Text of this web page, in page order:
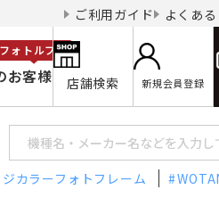
ご利用ガイド よくあ
お客様
フォトルプロ
店舗検索 新規会員登録
ジカラーフォトフレーム